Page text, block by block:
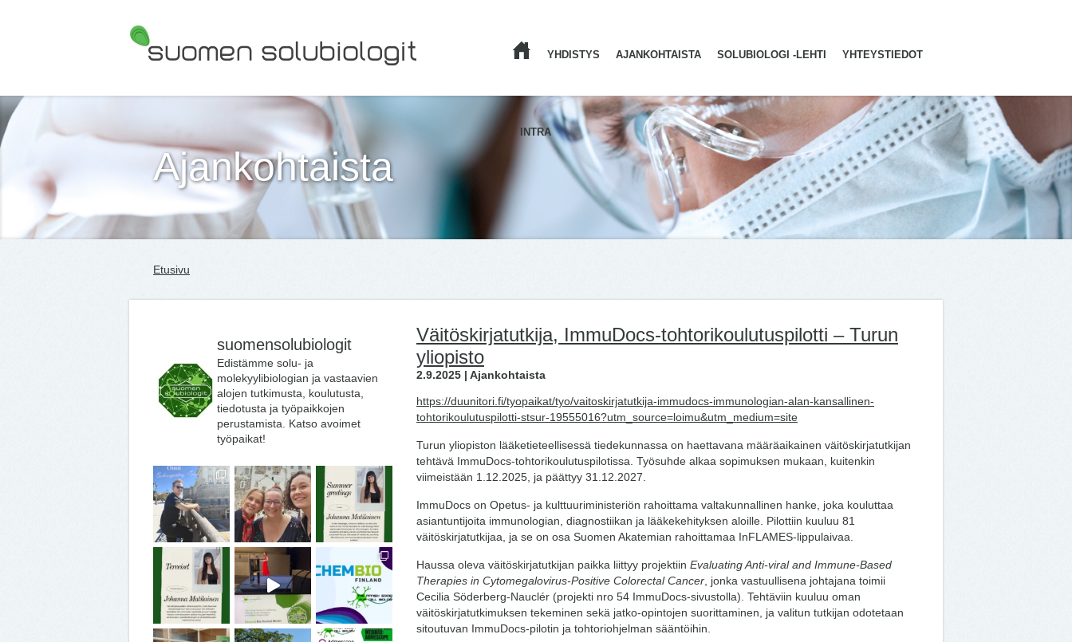
YHDISTYS AJANKOHTAISTA SOLUBIOLOGI -LEHTI YHTEYSTIEDOT
INTRA
Ajankohtaista
Etusivu
suomensolubiologit
Edistämme solu- ja
molekyylibiologian ja vastaavien
alojen tutkimusta, koulutusta,
tiedotusta ja työpaikkojen
perustamista. Katso avoimet
työpaikat!
Väitöskirjatutkija, ImmuDocs-tohtorikoulutuspilotti – Turun
yliopisto
2.9.2025 | Ajankohtaista
https://duunitori.fi/tyopaikat/tyo/vaitoskirjatutkija-immudocs-immunologian-alan-kansallinen-
tohtorikoulutuspilotti-stsur-19555016?utm_source=loimu&utm_medium=site
Turun yliopiston lääketieteellisessä tiedekunnassa on haettavana määräaikainen väitöskirjatutkijan
tehtävä ImmuDocs-tohtorikoulutuspilotissa. Työsuhde alkaa sopimuksen mukaan, kuitenkin
viimeistään 1.12.2025, ja päättyy 31.12.2027.
ImmuDocs on Opetus- ja kulttuuriministeriön rahoittama valtakunnallinen hanke, joka kouluttaa
asiantuntijoita immunologian, diagnostiikan ja lääkekehityksen aloille. Pilottiin kuuluu 81
väitöskirjatutkijaa, ja se on osa Suomen Akatemian rahoittamaa InFLAMES-lippulaivaa.
Haussa oleva väitöskirjatutkijan paikka liittyy projektiin Evaluating Anti-viral and Immune-Based
Therapies in Cytomegalovirus-Positive Colorectal Cancer , jonka vastuullisena johtajana toimii
Cecilia Söderberg-Nauclér (projekti nro 54 ImmuDocs-sivustolla). Tehtäviin kuuluu oman
väitöskirjatutkimuksen tekeminen sekä jatko-opintojen suorittaminen, ja valitun tutkijan odotetaan
sitoutuvan ImmuDocs-pilotin ja tohtoriohjelman sääntöihin.